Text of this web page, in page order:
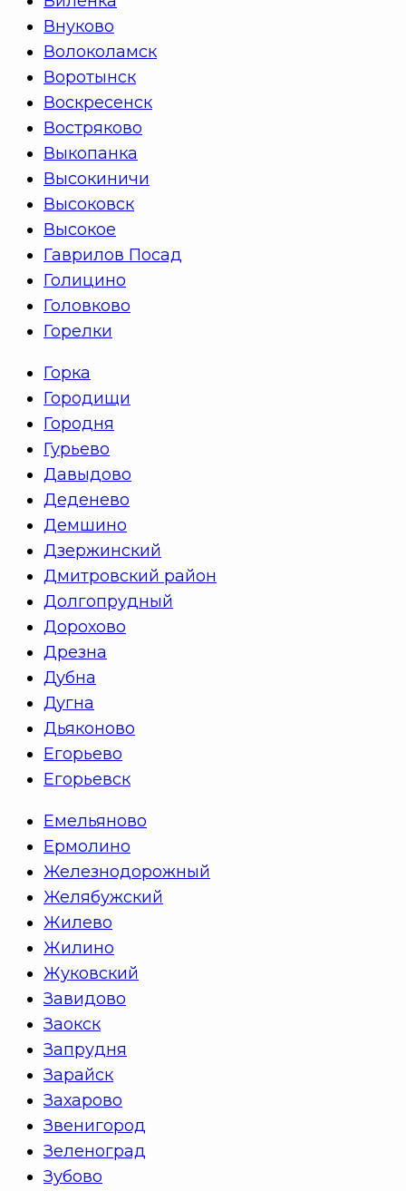
Внуково
Волоколамск
Воротынск
Воскресенск
Востряково
Выкопанка
Высокиничи
Высоковск
Высокое
Гаврилов Посад
Голицино
Головково
Горелки
Горка
Городищи
Городня
Гурьево
Давыдово
Деденево
Демшино
Дзержинский
Дмитровский район
Долгопрудный
Дорохово
Дрезна
Дубна
Дугна
Дьяконово
Егорьево
Егорьевск
Емельяново
Ермолино
Железнодорожный
Желябужский
Жилево
Жилино
Жуковский
Завидово
Заокск
Запрудня
Зарайск
Захарово
Звенигород
Зеленоград
Зубово